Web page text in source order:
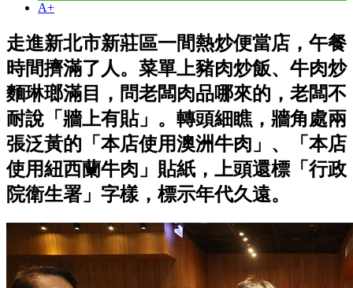
A+
走進新北市新莊區一間熱炒便當店，午餐
時間擠滿了人。菜單上豬肉炒飯、牛肉炒
麵琳瑯滿目，問老闆肉品哪來的，老闆不
耐說「牆上有貼」。轉頭細瞧，牆角處兩
張泛黃的「本店使用澳洲牛肉」、「本店
使用紐西蘭牛肉」貼紙，上頭還標「行政
院衛生署」字樣，標示年代久遠。